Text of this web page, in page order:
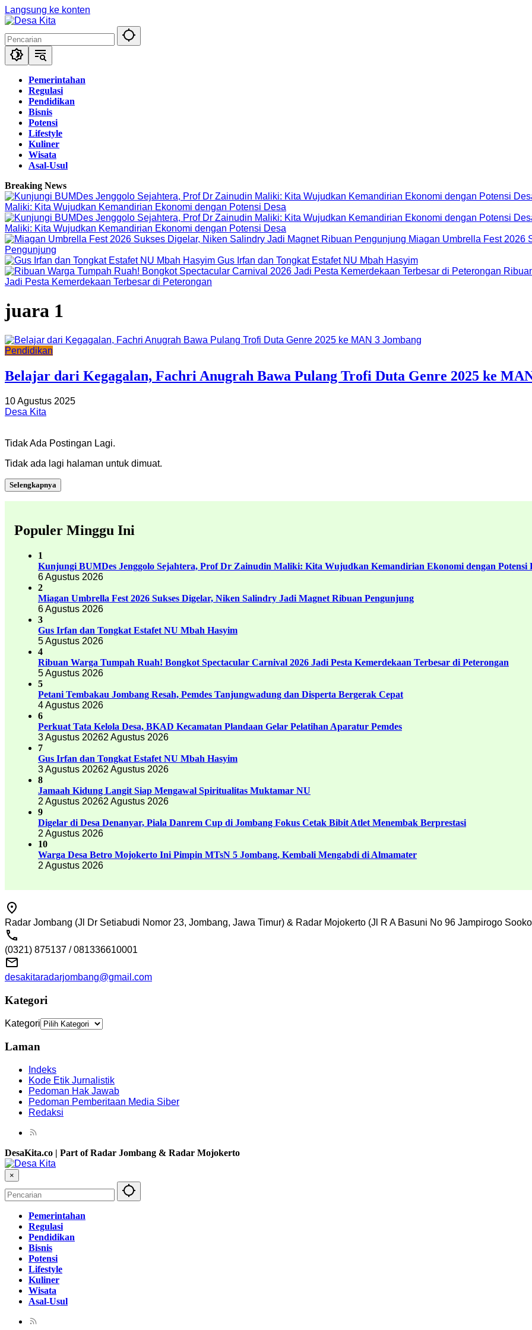
Langsung ke konten
Pemerintahan
Regulasi
Pendidikan
Bisnis
Potensi
Lifestyle
Kuliner
Wisata
Asal-Usul
Breaking News
Maliki: Kita Wujudkan Kemandirian Ekonomi dengan Potensi Desa
Maliki: Kita Wujudkan Kemandirian Ekonomi dengan Potensi Desa
Miagan Umbrella Fest 2026
Pengunjung
Gus Irfan dan Tongkat Estafet NU Mbah Hasyim
Jadi Pesta Kemerdekaan Terbesar di Peterongan
juara 1
Pendidikan
Belajar dari Kegagalan, Fachri Anugrah Bawa Pulang Trofi Duta Genre 2025 ke
10 Agustus 2025
Desa Kita
Tidak Ada Postingan Lagi.
Tidak ada lagi halaman untuk dimuat.
Selengkapnya
Populer Minggu Ini
1
Kunjungi BUMDes Jenggolo Sejahtera, Prof Dr Zainudin Maliki: Kita Wujudkan Kemandirian Ekonomi dengan Potensi
6 Agustus 2026
2
Miagan Umbrella Fest 2026 Sukses Digelar, Niken Salindry Jadi Magnet Ribuan Pengunjung
6 Agustus 2026
3
Gus Irfan dan Tongkat Estafet NU Mbah Hasyim
5 Agustus 2026
4
Ribuan Warga Tumpah Ruah! Bongkot Spectacular Carnival 2026 Jadi Pesta Kemerdekaan Terbesar di Peterongan
5 Agustus 2026
5
Petani Tembakau Jombang Resah, Pemdes Tanjungwadung dan Disperta Bergerak Cepat
4 Agustus 2026
6
Perkuat Tata Kelola Desa, BKAD Kecamatan Plandaan Gelar Pelatihan Aparatur Pemdes
3 Agustus 20262 Agustus 2026
7
Gus Irfan dan Tongkat Estafet NU Mbah Hasyim
3 Agustus 20262 Agustus 2026
8
Jamaah Kidung Langit Siap Mengawal Spiritualitas Muktamar NU
2 Agustus 20262 Agustus 2026
9
Digelar di Desa Denanyar, Piala Danrem Cup di Jombang Fokus Cetak Bibit Atlet Menembak Berprestasi
2 Agustus 2026
10
Warga Desa Betro Mojokerto Ini Pimpin MTsN 5 Jombang, Kembali Mengabdi di Almamater
2 Agustus 2026
Radar Jombang (Jl Dr Setiabudi Nomor 23, Jombang, Jawa Timur) & Radar Mojokerto (Jl R A Basuni No 96 Jampirogo
(0321) 875137 / 081336610001
desakitaradarjombang@gmail.com
Kategori
Kategori
Laman
Indeks
Kode Etik Jurnalistik
Pedoman Hak Jawab
Pedoman Pemberitaan Media Siber
Redaksi
DesaKita.co | Part of Radar Jombang & Radar Mojokerto
×
Pemerintahan
Regulasi
Pendidikan
Bisnis
Potensi
Lifestyle
Kuliner
Wisata
Asal-Usul